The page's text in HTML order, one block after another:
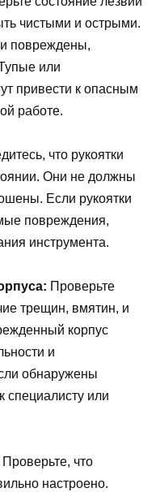
чистыми и острыми.
повреждены,
или
привести к опасным
работе.
что рукоятки
Они не должны
Если рукоятки
повреждения,
инструмента.
Проверьте
трещин, вмятин, и
корпус
и
обнаружены
специалисту или
Проверьте, что
настроено.